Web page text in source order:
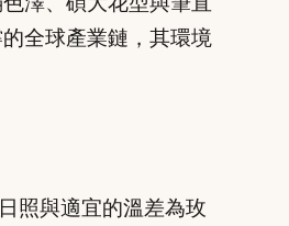
全球產業鏈，其環境
照與適宜的溫差為玫